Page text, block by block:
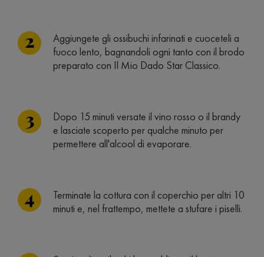
Aggiungete gli ossibuchi infarinati e cuoceteli a
fuoco lento, bagnandoli ogni tanto con il brodo
preparato con Il Mio Dado Star Classico.
Dopo 15 minuti versate il vino rosso o il brandy
e lasciate scoperto per qualche minuto per
permettere all'alcool di evaporare.
Terminate la cottura con il coperchio per altri 10
minuti e, nel frattempo, mettete a stufare i piselli.